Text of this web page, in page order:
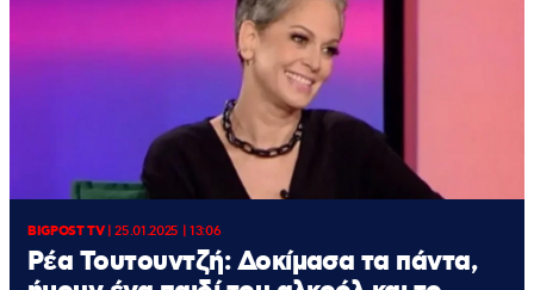
BIGPOST TV|25.01.2025 | 13:06
Ρέα Τουτουντζή: Δοκίμασα τα πάντα,